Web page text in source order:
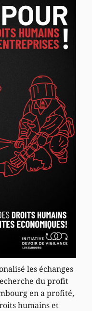
les échanges
du profit
en a profité,
humains et